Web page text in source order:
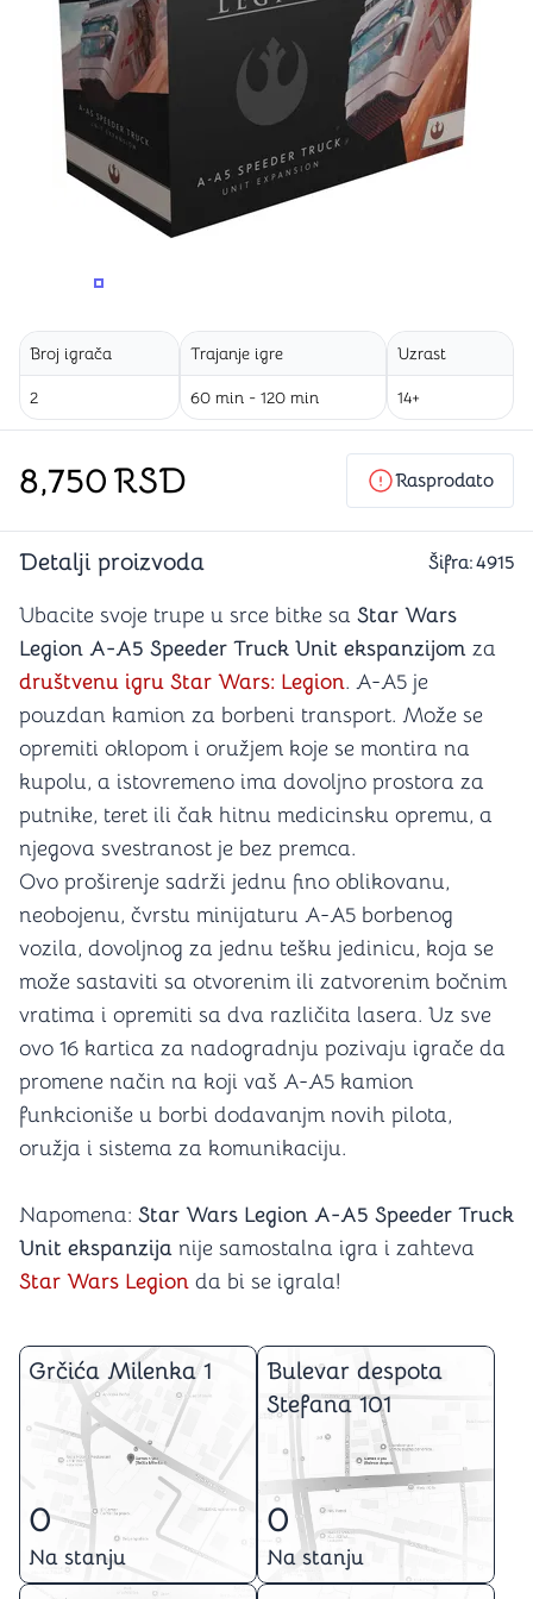
PROMENITE UGAO GLEDANJA
Broj igrača
2
Trajanje igre
60 min - 120 min
Uzrast
14+
8,750RSD Rasprodato
Detalji proizvoda Šifra:4915
Ubacite svoje trupe u srce bitke sa Star Wars
Legion A-A5 Speeder Truck Unit ekspanzijom za
društvenu igru Star Wars: Legion. A-A5 je
pouzdan kamion za borbeni transport. Može se
opremiti oklopom i oružjem koje se montira na
kupolu, a istovremeno ima dovoljno prostora za
putnike, teret ili čak hitnu medicinsku opremu, a
njegova svestranost je bez premca.
Ovo proširenje sadrži jednu fino oblikovanu,
neobojenu, čvrstu minijaturu A-A5 borbenog
vozila, dovoljnog za jednu tešku jedinicu, koja se
može sastaviti sa otvorenim ili zatvorenim bočnim
vratima i opremiti sa dva različita lasera. Uz sve
ovo 16 kartica za nadogradnju pozivaju igrače da
promene način na koji vaš A-A5 kamion
funkcioniše u borbi dodavanjm novih pilota,
oružja i sistema za komunikaciju.
Napomena: Star Wars Legion A-A5 Speeder Truck
Unit ekspanzija nije samostalna igra i zahteva
Star Wars Legion da bi se igrala!
Grčića Milenka 1
0
Na stanju
Bulevar despota
Stefana 101
0
Na stanju